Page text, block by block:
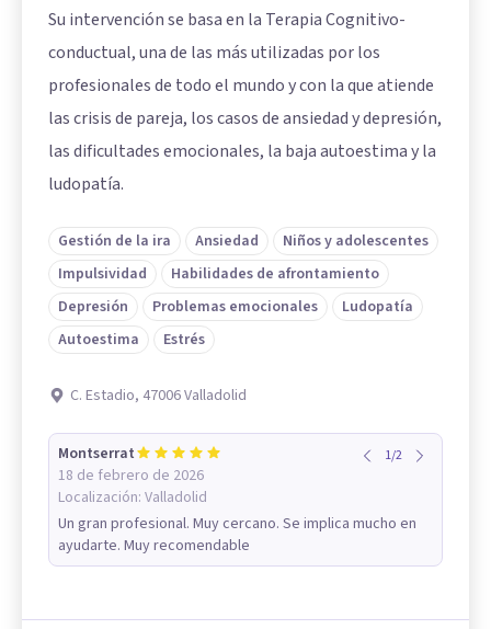
Su intervención se basa en la Terapia Cognitivo-
conductual, una de las más utilizadas por los
profesionales de todo el mundo y con la que atiende
las crisis de pareja, los casos de ansiedad y depresión,
las dificultades emocionales, la baja autoestima y la
ludopatía.
Gestión de la ira Ansiedad
Niños y adolescentes
Impulsividad
Habilidades de afrontamiento
Depresión
Problemas emocionales
Ludopatía
Autoestima
Estrés
C. Estadio, 47006 Valladolid
Montserrat
18 de febrero de 2026
Localización: Valladolid
1/2
Un gran profesional. Muy cercano. Se implica mucho en
ayudarte. Muy recomendable